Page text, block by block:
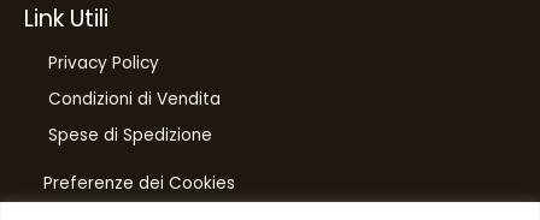
Link Utili
Privacy Policy
Condizioni di Vendita
Spese di Spedizione
Preferenze dei Cookies